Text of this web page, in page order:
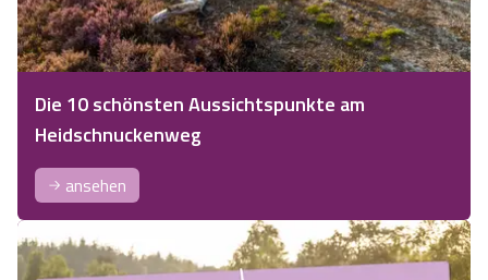
Die 10 schönsten Aussichtspunkte am
Heidschnuckenweg
ansehen